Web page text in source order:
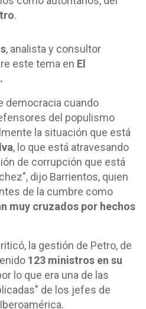
.
, analista y consultor
este tema en El
democracia cuando
del populismo
la situación que está
, lo que está atravesando
de corrupción que está
dijo Barrientos, quien
de la cumbre como
muy cruzados por hechos
la gestión de Petro, de
123 ministros en su
lo que era una de las
de los jefes de